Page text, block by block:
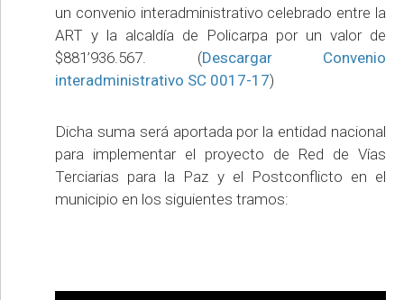
un convenio interadministrativo celebrado entre la
ART y la alcaldía de Policarpa por un valor de
$881’936.567. (Descargar Convenio
interadministrativo SC 0017-17)
Dicha suma será aportada por la entidad nacional
para implementar el proyecto de Red de Vías
Terciarias para la Paz y el Postconflicto en el
municipio en los siguientes tramos: